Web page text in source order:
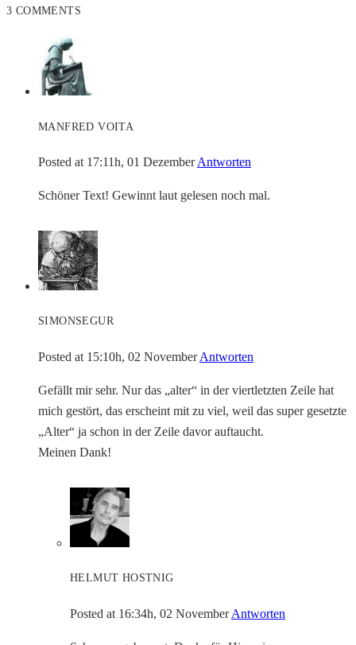
3 COMMENTS
MANFRED VOITA
Posted at 17:11h, 01 Dezember Antworten
Schöner Text! Gewinnt laut gelesen noch mal.
SIMONSEGUR
Posted at 15:10h, 02 November Antworten
Gefällt mir sehr. Nur das „alter“ in der viertletzten Zeile hat
mich gestört, das erscheint mit zu viel, weil das super gesetzte
„Alter“ ja schon in der Zeile davor auftaucht.
Meinen Dank!
HELMUT HOSTNIG
Posted at 16:34h, 02 November Antworten